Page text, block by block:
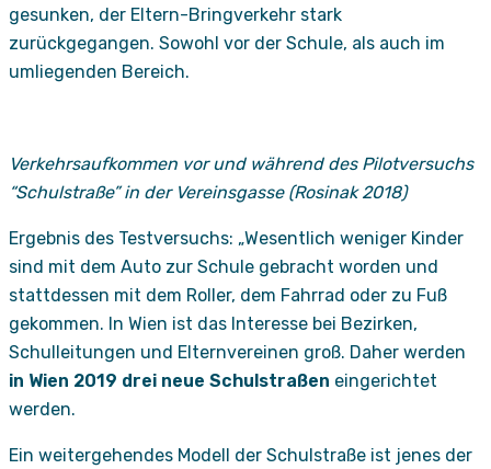
gesunken, der Eltern-Bringverkehr stark
zurückgegangen. Sowohl vor der Schule, als auch im
umliegenden Bereich.
Verkehrsaufkommen vor und während des Pilotversuchs
“Schulstraße” in der Vereinsgasse (Rosinak 2018)
Ergebnis des Testversuchs: „Wesentlich weniger Kinder
sind mit dem Auto zur Schule gebracht worden und
stattdessen mit dem Roller, dem Fahrrad oder zu Fuß
gekommen. In Wien ist das Interesse bei Bezirken,
Schulleitungen und Elternvereinen groß. Daher werden
in Wien 2019 drei neue Schulstraßen eingerichtet
werden.
Ein weitergehendes Modell der Schulstraße ist jenes der